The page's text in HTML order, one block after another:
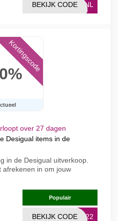
L-NL
BEKIJK CODE
Kortingscode
over 27 dagen
Desigual items in de
in de Desigual uitverkoop.
afrekenen in om jouw
Populair
5022
BEKIJK CODE